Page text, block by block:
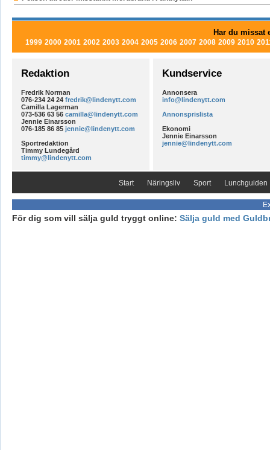
Har du missat
1999 2000 2001 2002 2003 2004 2005 2006 2007 2008 2009 2010
Redaktion
Fredrik Norman
076-234 24 24 fredrik@lindenytt.com
Camilla Lagerman
073-536 63 56 camilla@lindenytt.com
Jennie Einarsson
076-185 86 85 jennie@lindenytt.com
Sportredaktion
Timmy Lundegård
timmy@lindenytt.com
Kundservice
Annonsera
info@lindenytt.com
Annonsprislista
Ekonomi
Jennie Einarsson
jennie@lindenytt.com
Start Näringsliv Sport Lunchguiden
För dig som vill sälja guld tryggt online: Sälja guld med